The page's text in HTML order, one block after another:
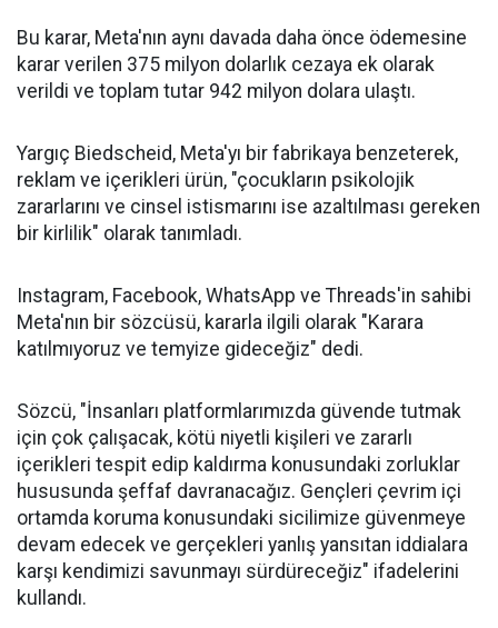
Bu karar, Meta'nın aynı davada daha önce ödemesine
karar verilen 375 milyon dolarlık cezaya ek olarak
verildi ve toplam tutar 942 milyon dolara ulaştı.
Yargıç Biedscheid, Meta'yı bir fabrikaya benzeterek,
reklam ve içerikleri ürün, "çocukların psikolojik
zararlarını ve cinsel istismarını ise azaltılması gereken
bir kirlilik" olarak tanımladı.
Instagram, Facebook, WhatsApp ve Threads'in sahibi
Meta'nın bir sözcüsü, kararla ilgili olarak "Karara
katılmıyoruz ve temyize gideceğiz" dedi.
Sözcü, "İnsanları platformlarımızda güvende tutmak
için çok çalışacak, kötü niyetli kişileri ve zararlı
içerikleri tespit edip kaldırma konusundaki zorluklar
hususunda şeffaf davranacağız. Gençleri çevrim içi
ortamda koruma konusundaki sicilimize güvenmeye
devam edecek ve gerçekleri yanlış yansıtan iddialara
karşı kendimizi savunmayı sürdüreceğiz" ifadelerini
kullandı.